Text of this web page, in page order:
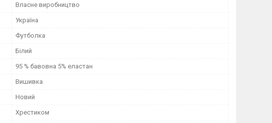
Власне виробництво
Україна
Футболка
Білий
95 % бавовна 5% еластан
Вишивка
Новий
Хрестиком